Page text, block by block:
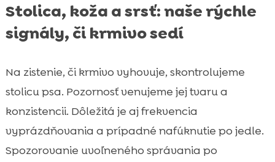
Stolica, koža a srsť: naše rýchle
signály, či krmivo sedí
Na zistenie, či krmivo vyhovuje, skontrolujeme
stolicu psa. Pozornosť venujeme jej tvaru a
konzistencii. Dôležitá je aj frekvencia
vyprázdňovania a prípadné nafúknutie po jedle.
Spozorovanie uvoľneného správania po